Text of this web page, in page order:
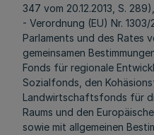
347 vom 20.12.2013, S. 289),
- Verordnung (EU) Nr.
Parlaments und des Rates
gemeinsamen
Fonds für regionale
Sozialfonds, den
Landwirtschaftsfonds für
Raums und den
sowie mit allgemeinen